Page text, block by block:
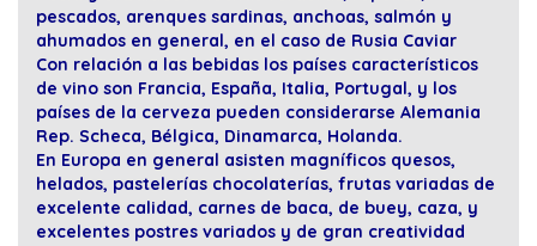
pescados, arenques sardinas, anchoas, salmón y
ahumados en general, en el caso de Rusia Caviar
Con relación a las bebidas los países característicos
de vino son Francia, España, Italia, Portugal, y los
países de la cerveza pueden considerarse Alemania
Rep. Scheca, Bélgica, Dinamarca, Holanda.
En Europa en general asisten magníficos quesos,
helados, pastelerías chocolaterías, frutas variadas de
excelente calidad, carnes de baca, de buey, caza, y
excelentes postres variados y de gran creatividad